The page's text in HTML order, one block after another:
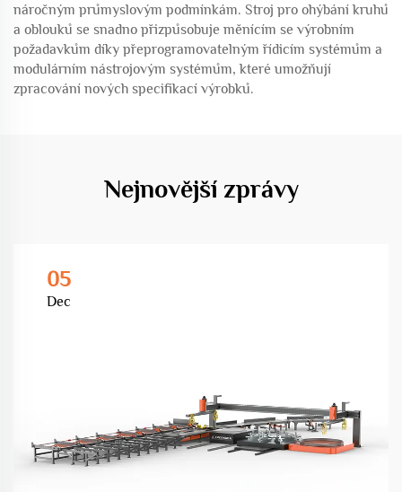
náročným průmyslovým podmínkám. Stroj pro ohýbání kruhů
a oblouků se snadno přizpůsobuje měnícím se výrobním
požadavkům díky přeprogramovatelným řídicím systémům a
modulárním nástrojovým systémům, které umožňují
zpracování nových specifikací výrobků.
Nejnovější zprávy
05
Dec